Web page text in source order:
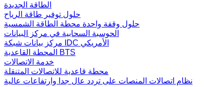
الطاقة الجديدة
حلول توفير طاقة الرياح
حلول وقفة واحدة محطة الطاقة الشمسية
الحوسبة السحابية في مركز البيانات
مركز بيانات شبكة IDC الأمريكي
المحطة القاعدية BTS
خدمة الاتصالات
محطة قاعدية للاتصالات المتنقلة
نظام اتصالات المنصات على تردد عال جدا وارتفاعات عالية